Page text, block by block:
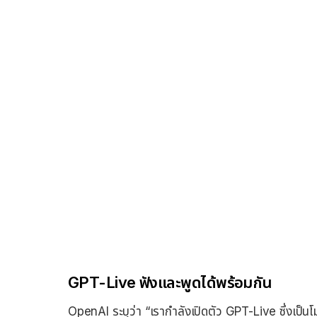
GPT-Live ฟังและพูดได้พร้อมกัน
OpenAI ระบุว่า “เรากำลังเปิดตัว GPT-Live ซึ่งเป็